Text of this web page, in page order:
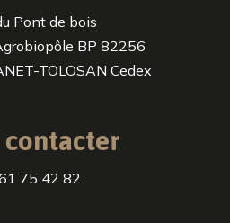
Pont de bois
BP 82256
TOLOSAN Cedex
contacter
75 42 82